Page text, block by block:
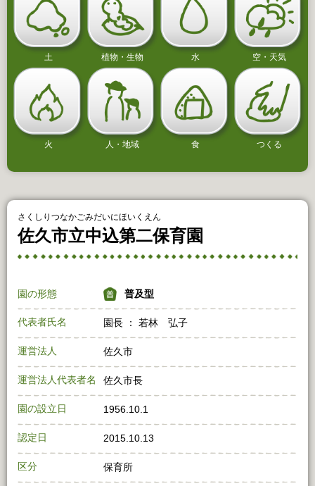
土 植物・生物 水 空・天気
火 人・地域 食 つくる
さくしりつなかごみだいにほいくえん
佐久市立中込第二保育園
園の形態 普及型
代表者氏名 園長 ： 若林 弘子
運営法人 佐久市
運営法人代表者名 佐久市長
園の設立日 1956.10.1
認定日 2015.10.13
区分 保育所